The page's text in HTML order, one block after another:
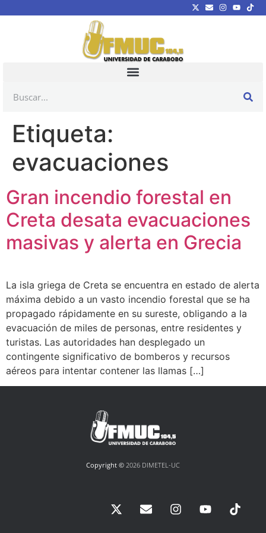
Etiqueta:
evacuaciones
Gran incendio forestal en
Creta desata evacuaciones
masivas y alerta en Grecia
La isla griega de Creta se encuentra en estado de alerta
máxima debido a un vasto incendio forestal que se ha
propagado rápidamente en su sureste, obligando a la
evacuación de miles de personas, entre residentes y
turistas. Las autoridades han desplegado un
contingente significativo de bomberos y recursos
aéreos para intentar contener las llamas […]
Copyright © 2026 DIMETEL-UC